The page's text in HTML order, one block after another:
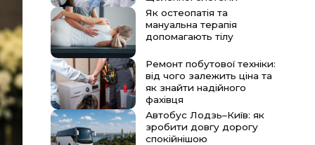
Як остеопатія та
мануальна терапія
допомагають тілу
Ремонт побутової техніки:
від чого залежить ціна та
як знайти надійного
фахівця
Автобус Лодзь–Київ: як
зробити довгу дорогу
спокійнішою